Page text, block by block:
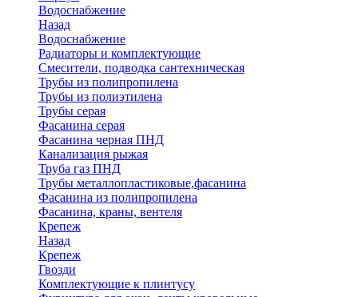
Водоснабжение
Назад
Водоснабжение
Радиаторы и комплектующие
Смесители, подводка сантехническая
Трубы из полипропилена
Трубы из полиэтилена
Трубы серая
Фасанина серая
Фасанина черная ПНД
Канализация рыжая
Труба газ ПНД
Трубы металлопластиковые,фасанина
Фасанина из полипропилена
Фасанина, краны, вентеля
Крепеж
Назад
Крепеж
Гвозди
Комплектующие к плинтусу